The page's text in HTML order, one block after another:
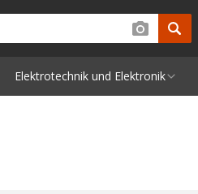
Elektrotechnik und Elektronik